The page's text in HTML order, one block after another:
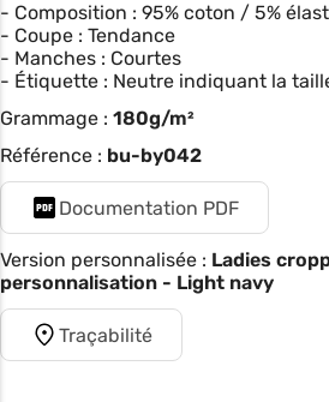
- Composition : 95% coton / 5%
- Coupe : Tendance
- Manches : Courtes
- Étiquette : Neutre indiquant la
Grammage : 180g/m²
Référence : bu-by042
Documentation PDF
Version personnalisée : Ladies
personnalisation - Light navy
Traçabilité